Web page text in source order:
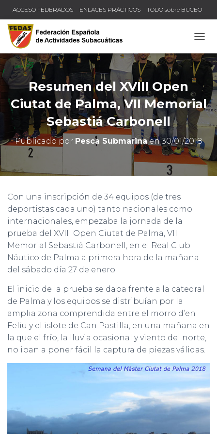
ACCESO FEDERADOS ENLACES PRÁCTICOS TODO sobre BUCEO
COMPRUEBA TU TÍTULO Y LICENCIA
Resumen del XVIII Open
Ciutat de Palma, VII Memorial
Sebastiá Carbonell
Publicado por Pesca Submarinaen30/01/2018
Con una inscripción de 34 equipos (de tres
deportistas cada uno) tanto nacionales como
internacionales, empezaba la jornada de la
prueba del XVIII Open Ciutat de Palma, VII
Memorial Sebastiá Carbonell, en el Real Club
Náutico de Palma a primera hora de la mañana
del sábado día 27 de enero.
El inicio de la prueba se daba frente a la catedral
de Palma y los equipos se distribuían por la
amplia zona comprendida entre el morro d’en
Feliu y el islote de Can Pastilla, en una mañana en
la que el frío, la lluvia ocasional y viento del norte,
no iban a poner fácil la captura de piezas válidas.